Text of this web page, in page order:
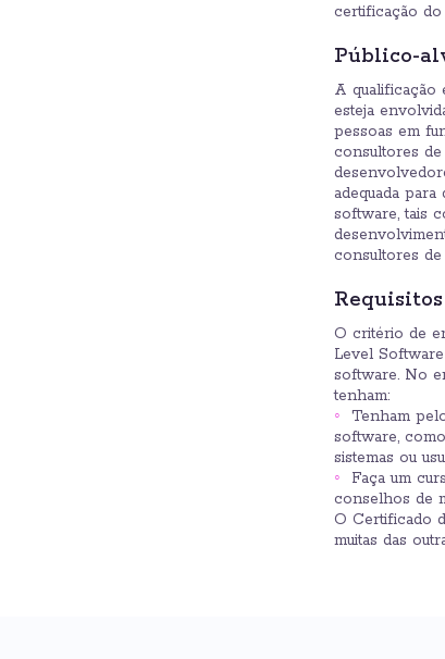
certificação
Público-
A qualificação
esteja
pessoas em
consultores de
adequada
software, tais
consultores
Requisitos
O critério de
Level
software. No
tenham:
Tenham
software,
sistemas ou
Faça um
conselhos de
O Certificado
muitas das